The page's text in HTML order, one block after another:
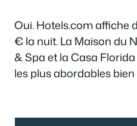
Oui. Hotels.com affiche
€ la nuit. La Maison du
& Spa et la Casa
les plus abordables